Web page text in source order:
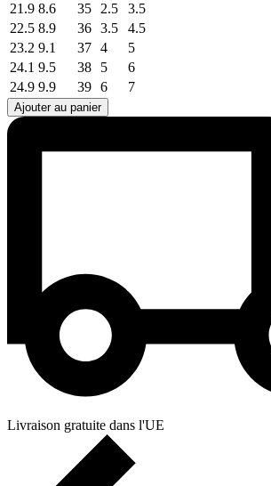
21.9 8.6 35 2.5
3.5
22.5 8.9 36 3.5
4.5
23.2 9.1 37 4
5
24.1 9.5 38 5
6
24.9 9.9 39 6 7
Ajouter au panier
Livraison gratuite dans l'UE